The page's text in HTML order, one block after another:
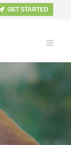
GET STARTED